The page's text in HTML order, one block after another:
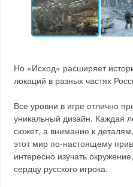
Но «Исход» расширяет
локаций в разных частях
Все уровни в игре отлично
уникальный дизайн. Каждая
сюжет, а внимание к
этот мир по-настоящему
интересно изучать
сердцу русского игрока.